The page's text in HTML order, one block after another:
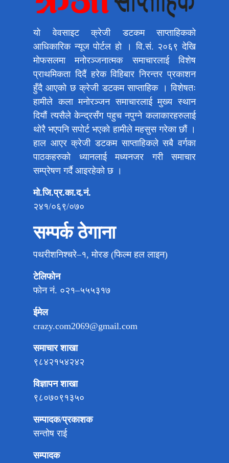
यो वेवसाइट क्रेजी डटकम साप्ताहिकको
आधिकारिक न्यूज पोर्टल हो । वि.सं. २०६९ देखि
मोफसलमा मनोरञ्जनात्मक समाचारलाई विशेष
प्राथमिकता दिदैं हरेक विहिबार निरन्तर प्रकाशन
हुँदै आएको छ क्रेजी डटकम साप्ताहिक । विशेषतः
हामीले कला मनोरञ्जन समाचारलाई मुख्य स्थान
दियौं त्यसैले केन्द्रसँग पहुच नपुग्ने कलाकारहरुलाई
थोरै भएपनि सपोर्ट भएको हामीले महसुस गरेका छौं ।
हाल आएर क्रेजी डटकम साप्ताहिकले सबै वर्गका
पाठकहरुको ध्यानलाई मध्यनजर गरी समाचार
सम्प्रेषण गर्दै आइरहेको छ ।
मो.जि.प्र.का.द.नं.
२४१/०६९/०७०
सम्पर्क ठेगाना
पथरीशनिश्चरे–१, मोरङ (फिल्म हल लाइन)
टेलिफोन
फोन नं. ०२१–५५५३१७
ईमेल
crazy.com2069@gmail.com
समाचार शाखा
९८४२१५४२४२
विज्ञापन शाखा
९८०७०९१३५०
सम्पादक/प्रकाशक
सन्तोष राई
सम्पादक